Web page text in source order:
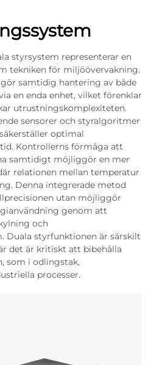
styrsystem representerar en
tekniken för miljöövervakning.
samtidig hantering av både
en enda enhet, vilket förenklar
utrustningskomplexiteten.
sensorer och styralgoritmer
optimal
Kontrollerns förmåga att
samtidigt möjliggör en mer
relationen mellan temperatur
Denna integrerade metod
utan möjliggör
genom att
och
Duala styrfunktionen är särskilt
det är kritiskt att bibehålla
som i odlingstak,
processer.